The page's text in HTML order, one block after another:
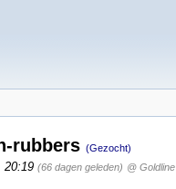
rubbers (Gezocht)
20:19 (66 dagen geleden) @ Goldline